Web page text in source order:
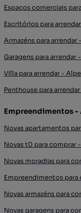
Espaços comerciais
Escritórios para
Armazéns para
Garagens para arrendar
Villa para arrendar -
Penthouse para
Empreendimentos
Novas apartamentos
Novas t0 para comprar
Novas moradias para
Empreendimentos
Novas armazéns para
Novas garagens para